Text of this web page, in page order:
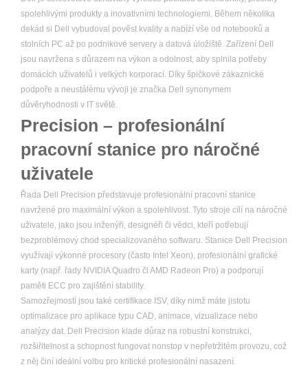
spolehlivými produkty a inovativními technologiemi. Během několika
dekád si Dell vybudoval pověst kvality a nabízí vše od notebooků a
stolních PC až po podnikové servery a datová úložiště. Zařízení Dell
jsou navržena s důrazem na výkon a odolnost, aby splnila potřeby
domácích uživatelů i velkých korporací. Díky špičkové zákaznické
podpoře a neustálému vývoji je značka Dell synonymem
důvěryhodnosti v IT světě.
Precision – profesionální
pracovní stanice pro náročné
uživatele
Řada Dell Precision představuje profesionální pracovní stanice
navržené pro maximální výkon a spolehlivost. Tyto stroje cílí na náročné
uživatele, jako jsou inženýři, designéři či vědci, kteří potřebují
bezproblémový chod specializovaného softwaru. Stanice Dell Precision
využívají výkonné procesory (často Intel Xeon), profesionální grafické
karty (např. řady NVIDIA Quadro či AMD Radeon Pro) a podporují
paměti ECC pro zajištění stability.
Samozřejmostí jsou také certifikace ISV, díky nimž máte jistotu
optimalizace pro aplikace typu CAD, animace, vizualizace nebo
analýzy dat. Dell Precision klade důraz na robustní konstrukci,
rozšiřitelnost a schopnost fungovat nonstop v nepřetržitém provozu, což
z něj činí ideální volbu pro kritické profesionální nasazení.